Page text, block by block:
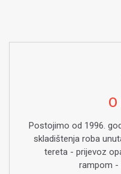
Postojimo od 1996.
skladištenja roba
tereta - prijevoz
rampom -